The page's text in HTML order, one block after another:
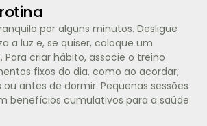
por alguns minutos. Desligue
a luz e, se quiser, coloque um
criar hábito, associe o treino
fixos do dia, como ao acordar,
antes de dormir. Pequenas sessões
benefícios cumulativos para a saúde